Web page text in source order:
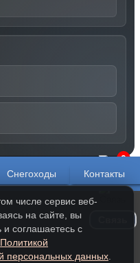
Снегоходы Контакты
0
числе сервис веб-
на сайте, вы
и соглашаетесь с
Политикой
персональных данных